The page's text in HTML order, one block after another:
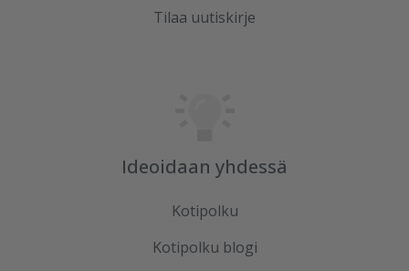
Tilaa uutiskirje
Ideoidaan yhdessä
Kotipolku
Kotipolku blogi